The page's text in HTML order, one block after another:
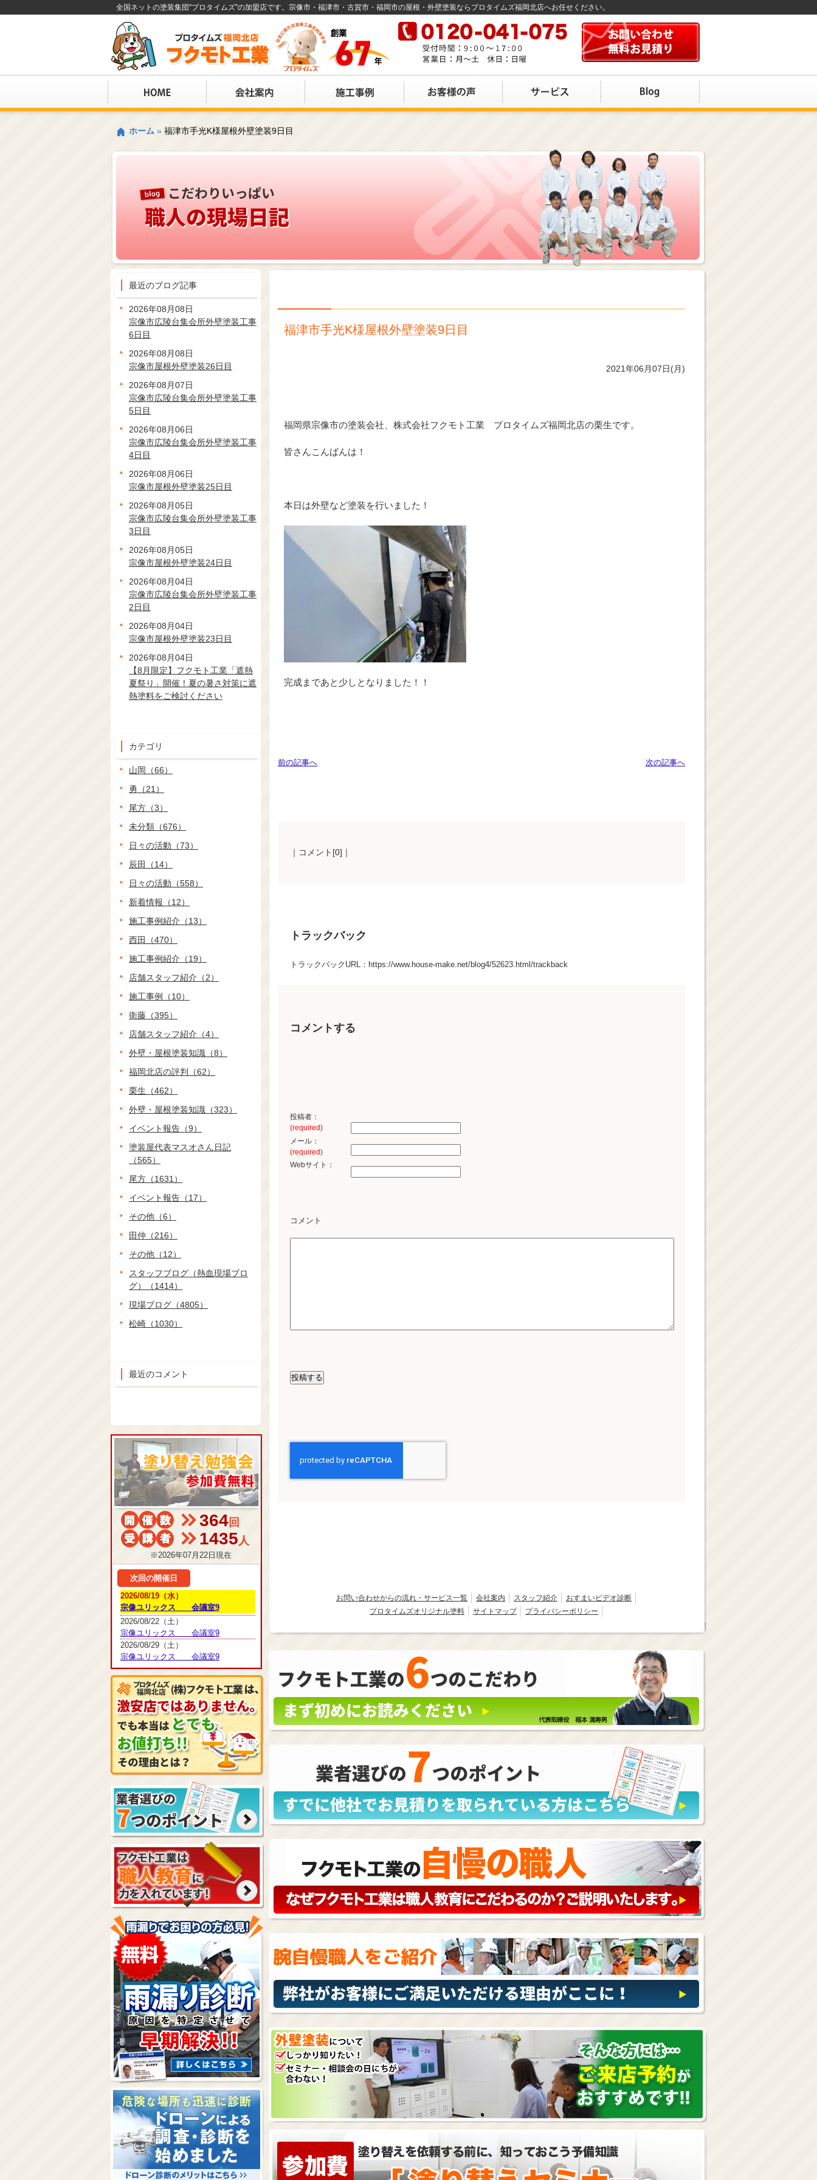
全国ネットの塗装集団"プロタイムズ"の加盟店です。宗像市・福津市・古賀市・福岡市の屋根・外壁塗装ならプロタイムズ福岡北店へお任せください。
ホーム » 福津市手光K様屋根外壁塗装9日目
福津市手光K様屋根外壁塗装9日目
2021年06月07日(月)
福岡県宗像市の塗装会社、株式会社フクモト工業 プロタイムズ福岡北店の栗生です。
皆さんこんばんは！
本日は外壁など塗装を行いました！
完成まであと少しとなりました！！
次の記事へ
前の記事へ
｜コメント[0]｜
トラックバック
トラックバックURL：https://www.house-make.net/blog4/52623.html/trackback
コメントする
投稿者：
(required)
メール：
(required)
Webサイト：
コメント
お問い合わせからの流れ・サービス一覧 会社案内 スタッフ紹介
おすまいビデオ診断
プロタイムズオリジナル塗料
サイトマップ プライバシーポリシー
最近のブログ記事
2026年08月08日
宗像市広陵台集会所外壁塗装工事
6日目
2026年08月08日
宗像市屋根外壁塗装26日目
2026年08月07日
宗像市広陵台集会所外壁塗装工事
5日目
2026年08月06日
宗像市広陵台集会所外壁塗装工事
4日目
2026年08月06日
宗像市屋根外壁塗装25日目
2026年08月05日
宗像市広陵台集会所外壁塗装工事
3日目
2026年08月05日
宗像市屋根外壁塗装24日目
2026年08月04日
宗像市広陵台集会所外壁塗装工事
2日目
2026年08月04日
宗像市屋根外壁塗装23日目
2026年08月04日
【8月限定】フクモト工業「遮熱
夏祭り」開催！夏の暑さ対策に遮
熱塗料をご検討ください
カテゴリ
山岡（66）
勇（21）
尾方（3）
未分類（676）
日々の活動（73）
辰田（14）
日々の活動（558）
新着情報（12）
施工事例紹介（13）
西田（470）
施工事例紹介（19）
店舗スタッフ紹介（2）
施工事例（10）
衛藤（395）
店舗スタッフ紹介（4）
外壁・屋根塗装知識（8）
福岡北店の評判（62）
栗生（462）
外壁・屋根塗装知識（323）
イベント報告（9）
塗装屋代表マスオさん日記
（565）
尾方（1631）
イベント報告（17）
その他（6）
田仲（216）
その他（12）
スタッフブログ（熱血現場ブロ
グ）（1414）
現場ブログ（4805）
松崎（1030）
最近のコメント
364回
1435人
※2026年07月22日現在
次回の開催日
2026/08/19（水）
宗像ユリックス 会議室9
2026/08/22（土）
宗像ユリックス 会議室9
2026/08/29（土）
宗像ユリックス 会議室9